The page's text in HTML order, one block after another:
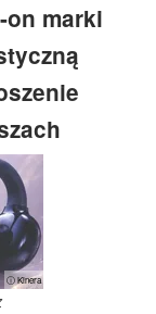
on marki
ⓘ Kinera